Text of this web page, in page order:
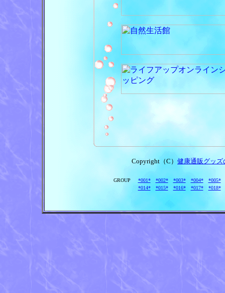
Copyright（C） 健康通販グッズ
GROUP *001* *002* *003* *004*
*005*
*014*
*015* *016* *017* *018*